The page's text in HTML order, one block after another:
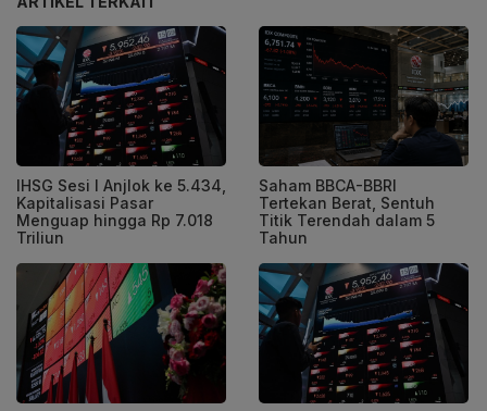
IHSG Sesi I Anjlok ke 5.434,
Kapitalisasi Pasar
Menguap hingga Rp 7.018
Triliun
Saham BBCA-BBRI
Tertekan Berat, Sentuh
Titik Terendah dalam 5
Tahun